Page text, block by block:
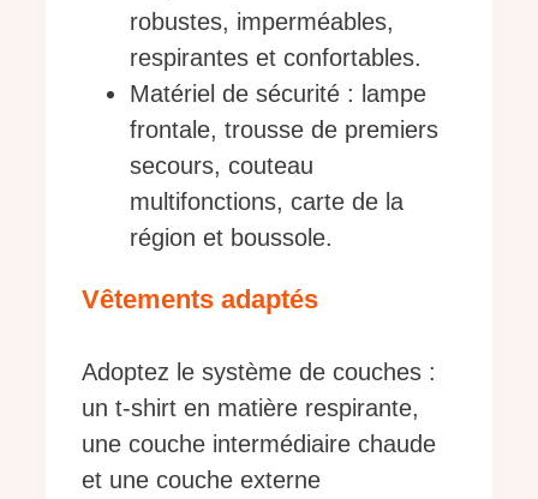
robustes, imperméables,
respirantes et confortables.
Matériel de sécurité : lampe
frontale, trousse de premiers
secours, couteau
multifonctions, carte de la
région et boussole.
Vêtements adaptés
Adoptez le système de couches :
un t-shirt en matière respirante,
une couche intermédiaire chaude
et une couche externe